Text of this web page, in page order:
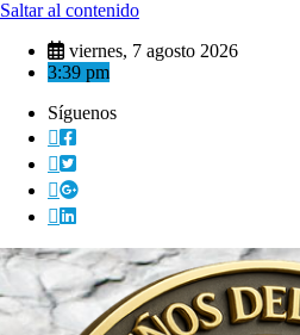
Saltar al contenido
viernes, 7 agosto 2026
3:39 pm
Síguenos